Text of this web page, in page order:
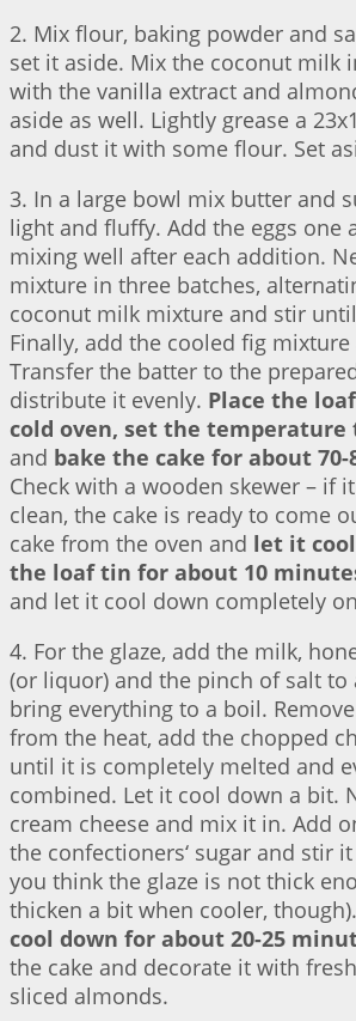
2. Mix flour, baking powder and
set it aside. Mix the coconut milk
with the vanilla extract and
aside as well. Lightly grease a
and dust it with some flour. Set
3. In a large bowl mix butter and
light and fluffy. Add the eggs one
mixing well after each addition.
mixture in three batches,
coconut milk mixture and stir
Finally, add the cooled fig
Transfer the batter to the
distribute it evenly. Place the
cold oven, set the temperature
and bake the cake for about
Check with a wooden skewer – if
clean, the cake is ready to come
cake from the oven and let it
the loaf tin for about 10
and let it cool down completely
4. For the glaze, add the milk,
(or liquor) and the pinch of salt to
bring everything to a boil.
from the heat, add the chopped
until it is completely melted and
combined. Let it cool down a bit.
cream cheese and mix it in. Add
the confectioners‘ sugar and stir
you think the glaze is not thick
thicken a bit when cooler, though).
cool down for about 20-25
the cake and decorate it with
sliced almonds.